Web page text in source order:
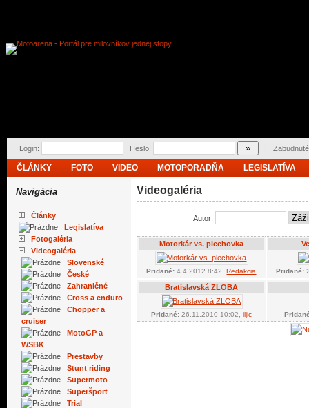
Login: Heslo: |
ČLÁNKY FOTO VIDEO MOTOPORADŇA LEGISLATÍVA
Navigácia
Články
Legislatíva
Fotogaléria
Videogaléria
Slovenské
České
Zahraničné
Cross a enduro
Chopper a
cruiser
MotoGP a
WSBK
Prestavby
Stunt riding
Supermoto
Superšport
Trial
Videogaléria
Autor:
Motorkár vs. plechovka
Pridané: 4.4.2012 8:42,Redakcia Pridané:
Bratislavská ZLOBA
Pridané: 26.11.2010 10:02, iljic